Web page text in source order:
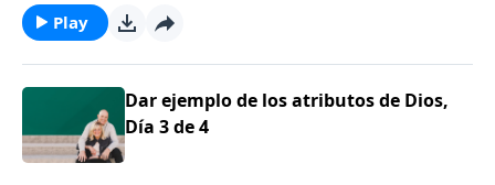
nuestros hijos. Hoy hablaremos sobre ese tema con
Jim Daly.
Play
Dar ejemplo de los atributos de Dios,
Día 3 de 4